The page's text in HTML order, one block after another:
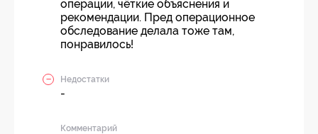
операции, чёткие объяснения и
рекомендации. Пред операционное
обследование делала тоже там,
понравилось!
Недостатки
-
Комментарий